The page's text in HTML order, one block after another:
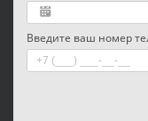
Введите ваш номер